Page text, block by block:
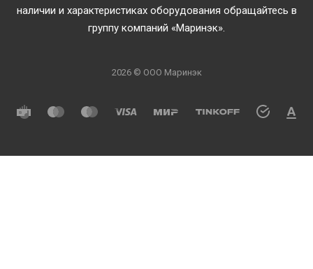
наличии и характеристиках оборудования обращайтесь в
группу компаний «Маринэк».
2026 © ООО Маринэк